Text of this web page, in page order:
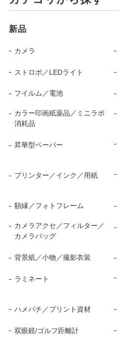
新品
カメラ
ストロボ／LEDライト
フイルム／電池
カラー印画紙薬品／ミニラボ
消耗品
昇華型ペーパー
プリンター／インク／用紙
額縁／フォトフレーム
カメラアクセ／フィルター／
カメラバッグ
背景紙／小物／撮影衣装
ラミネート
ハメパチ／プリント資材
双眼鏡/ゴルフ距離計